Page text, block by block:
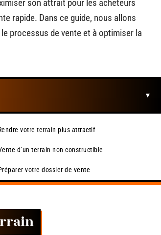
son attrait pour les acheteurs
rapide. Dans ce guide, nous allons
processus de vente et à optimiser la
votre terrain plus attractif
d’un terrain non constructible
votre dossier de vente